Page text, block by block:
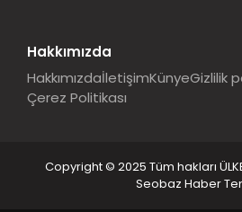
Hakkımızda
HakkımızdaİletişimKünyeGizlilik
Çerez Politikası
Copyright © 2025 Tüm hakları
Seobaz Haber